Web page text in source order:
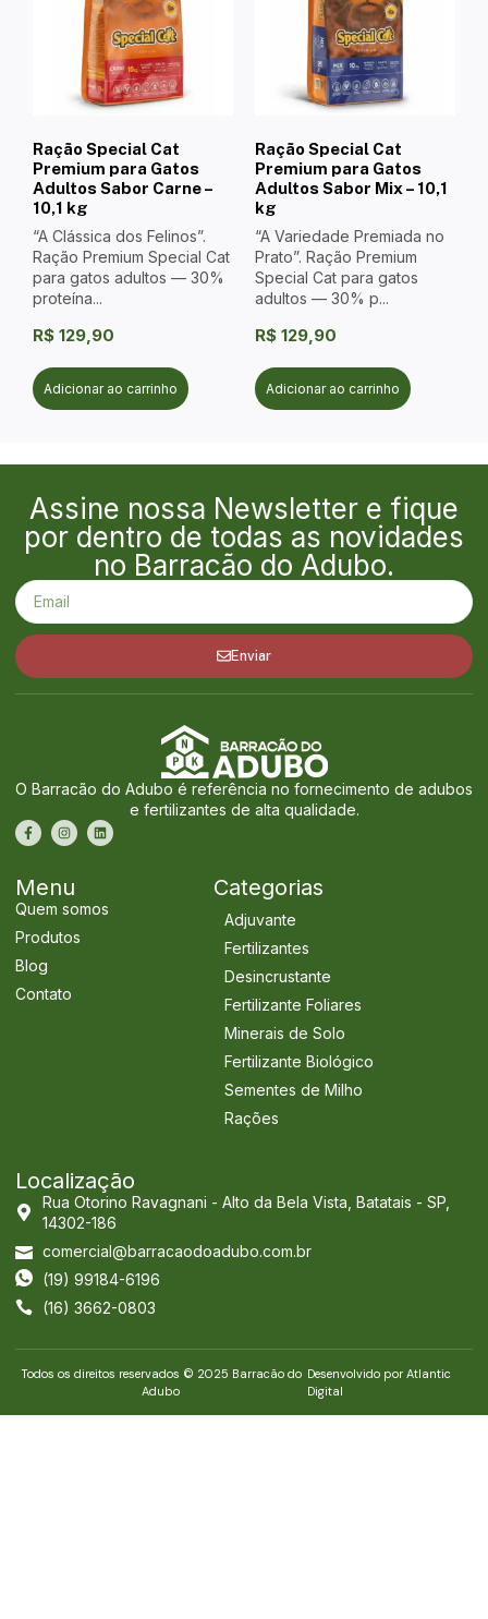
Ração Special Cat
Premium para Gatos
Adultos Sabor Carne –
10,1 kg
“A Clássica dos Felinos”.
Ração Premium Special Cat
para gatos adultos — 30%
proteína...
R$ 129,90
Adicionar ao carrinho
Ração Special Cat
Premium para Gatos
Adultos Sabor Mix – 10,1
kg
“A Variedade Premiada no
Prato”. Ração Premium
Special Cat para gatos
adultos — 30% p...
R$ 129,90
Adicionar ao carrinho
Assine nossa Newsletter e fique
por dentro de todas as novidades
no Barracão do Adubo.
Enviar
O Barracão do Adubo é referência no fornecimento de adubos
e fertilizantes de alta qualidade.
Menu
Quem somos
Produtos
Blog
Contato
Categorias
Adjuvante
Fertilizantes
Desincrustante
Fertilizante Foliares
Minerais de Solo
Fertilizante Biológico
Sementes de Milho
Rações
Localização
Rua Otorino Ravagnani - Alto da Bela Vista, Batatais - SP,
14302-186
comercial@barracaodoadubo.com.br
(19) 99184-6196
(16) 3662-0803
Todos os direitos reservados © 2025 Barracão do
Adubo
Desenvolvido por Atlantic
Digital